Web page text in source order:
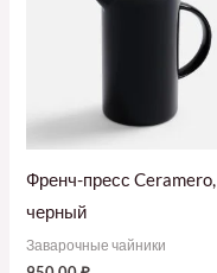
Френч-пресс Ceramero,
черный
Заварочные чайники